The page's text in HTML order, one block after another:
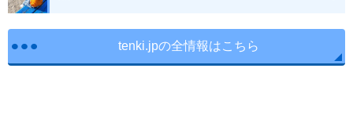
tenki.jpの全情報はこちら